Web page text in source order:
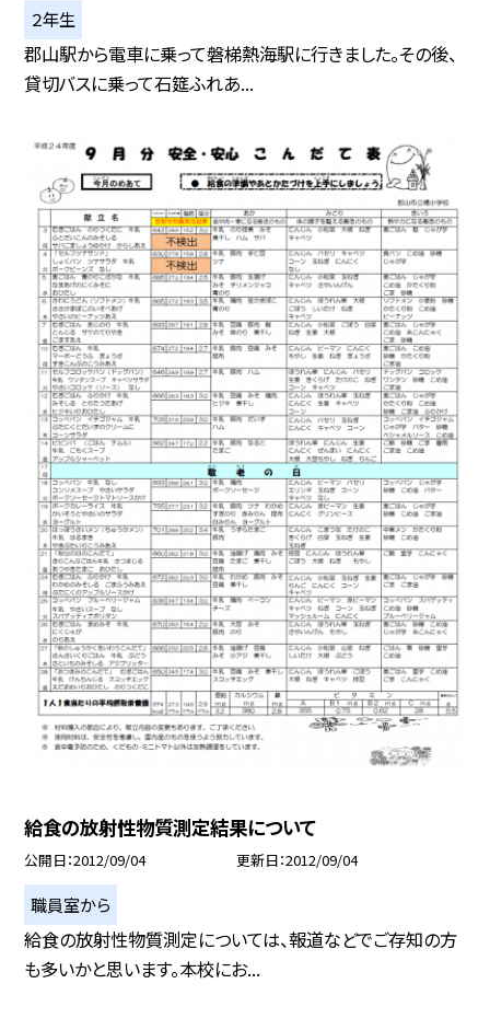
２年生
郡山駅から電車に乗って磐梯熱海駅に行きました。その後、
貸切バスに乗って石筵ふれあ...
給食の放射性物質測定結果について
公開日 2012/09/04 更新日 2012/09/04
職員室から
給食の放射性物質測定については、報道などでご存知の方
も多いかと思います。本校にお...